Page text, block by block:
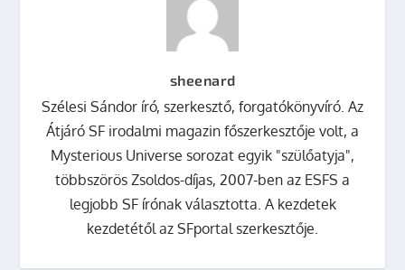
sheenard
Szélesi Sándor író, szerkesztő, forgatókönyvíró. Az
Átjáró SF irodalmi magazin főszerkesztője volt, a
Mysterious Universe sorozat egyik "szülőatyja",
többszörös Zsoldos-díjas, 2007-ben az ESFS a
legjobb SF írónak választotta. A kezdetek
kezdetétől az SFportal szerkesztője.